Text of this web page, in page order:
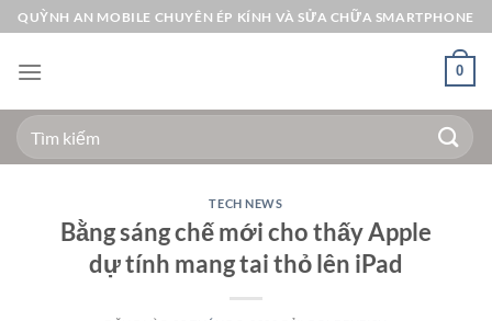
Bỏ
qua
nội
QUỲNH AN MOBILE CHUYÊN ÉP KÍNH VÀ SỬA CHỮA SMARTPHONE
0
Tìm
kiếm:
TECH NEWS
Bằng sáng chế mới cho thấy Apple
dự tính mang tai thỏ lên iPad